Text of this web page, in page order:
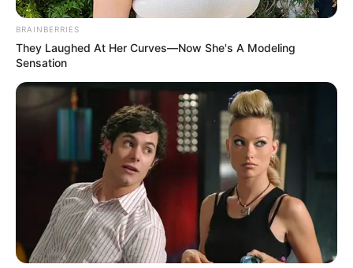
BRAINBERRIES
They Laughed At Her Curves—Now She's A Modeling
Sensation